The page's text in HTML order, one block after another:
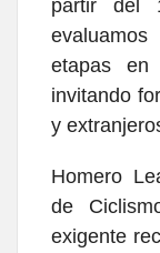
partir del
etapas en
invitando
y
Homero
de
exigente